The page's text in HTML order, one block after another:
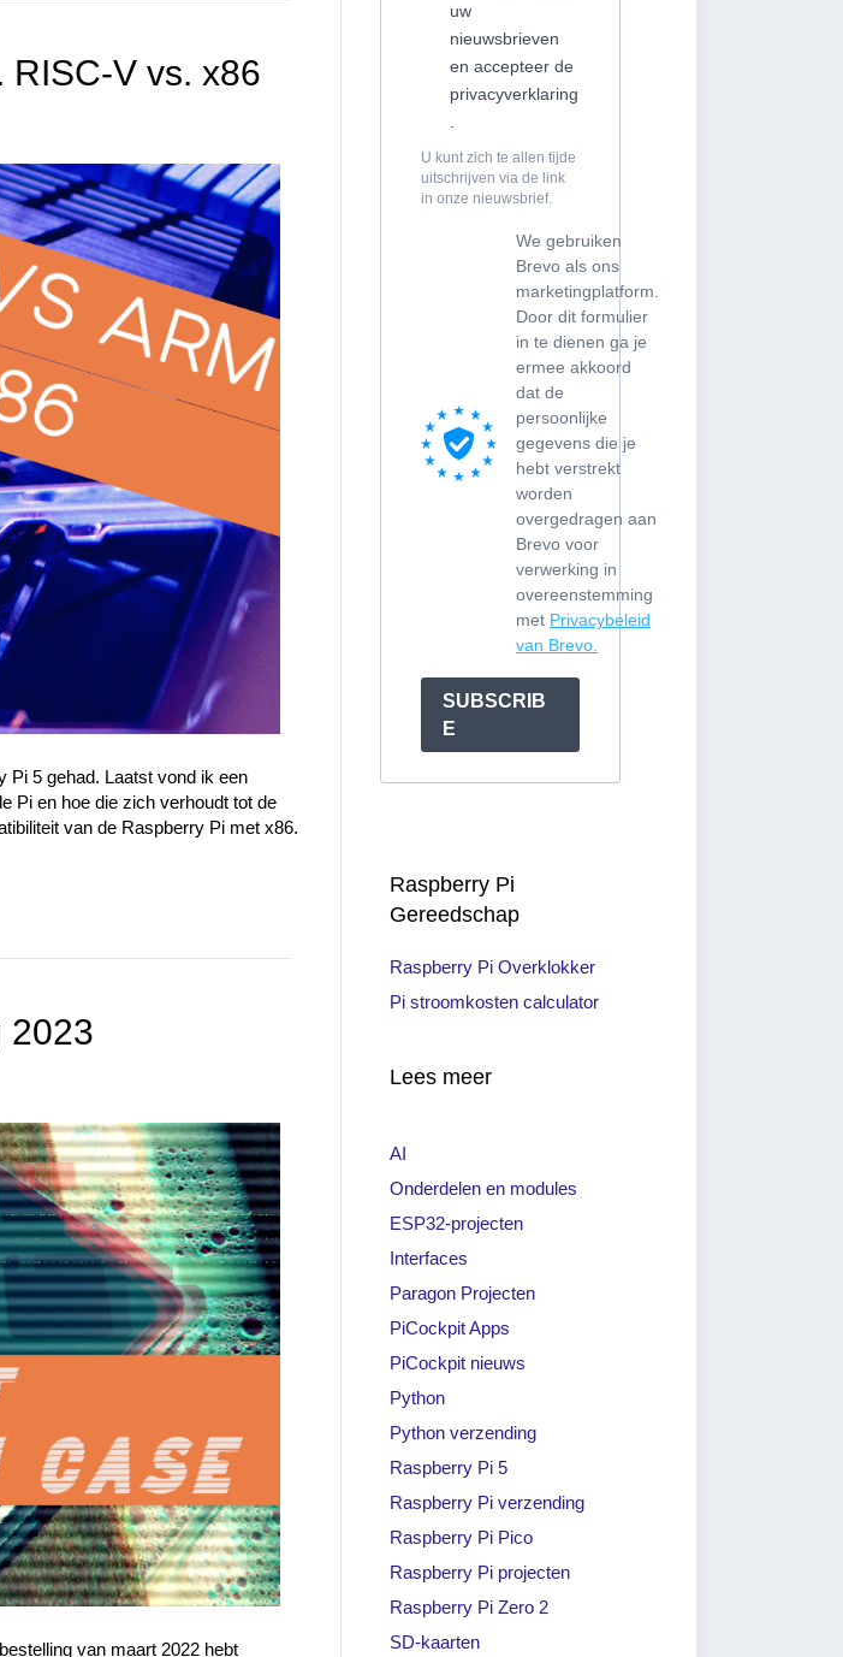
RISC-V vs. x86
Pi 5 gehad. Laatst vond ik een
Pi en hoe die zich verhoudt tot de
van de Raspberry Pi met x86.
2023
van maart 2022 hebt
uw
nieuwsbrieven
en accepteer de
privacyverklaring
U kunt zich te allen tijde
uitschrijven via de link
in onze nieuwsbrief.
We gebruiken
Brevo als ons
marketingplatform.
Door dit formulier
in te dienen ga je
ermee akkoord
dat de
persoonlijke
gegevens die je
hebt verstrekt
worden
overgedragen aan
Brevo voor
verwerking in
overeenstemming
met Privacybeleid
van Brevo.
SUBSCRIB
E
Raspberry Pi
Gereedschap
Raspberry Pi Overklokker
Pi stroomkosten calculator
Lees meer
AI
Onderdelen en modules
ESP32-projecten
Interfaces
Paragon Projecten
PiCockpit Apps
PiCockpit nieuws
Python
Python verzending
Raspberry Pi 5
Raspberry Pi verzending
Raspberry Pi Pico
Raspberry Pi projecten
Raspberry Pi Zero 2
SD-kaarten